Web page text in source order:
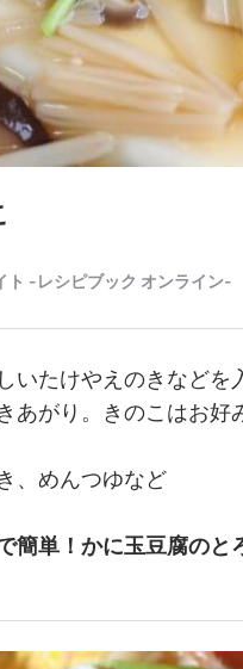
いたけやえのきなど
あがり。きのこはお好
、めんつゆなど
単！かに玉豆腐のと